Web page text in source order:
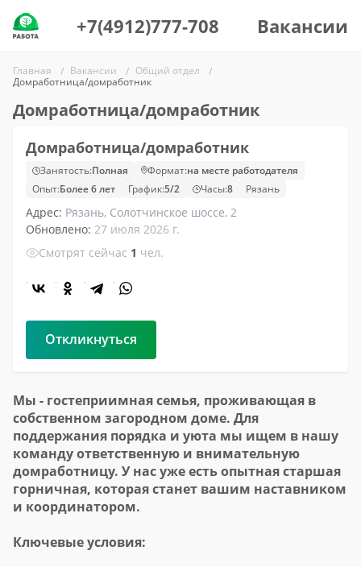
+7(4912)777-708 Вакансии
Главная Вакансии
Общий отдел
Домработница/домработник
Домработница/домработник
Домработница/домработник
Занятость:Полная Формат:на месте работодателя
Опыт:Более 6 лет График:5/2 Часы:8 Рязань
Адрес: Рязань, Солотчинское шоссе, 2
Обновлено: 27 июля 2026 г.
Смотрят сейчас 1 чел.
Откликнуться
Мы - гостеприимная семья, проживающая в
собственном загородном доме. Для
поддержания порядка и уюта мы ищем в нашу
команду ответственную и внимательную
домработницу. У нас уже есть опытная старшая
горничная, которая станет вашим наставником
и координатором.
Ключевые условия: